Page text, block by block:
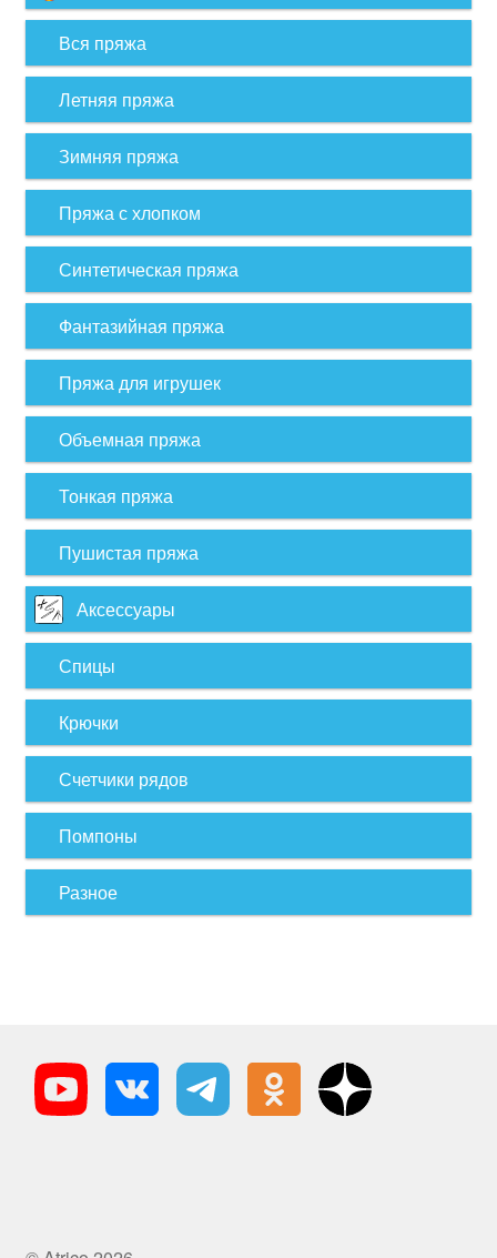
Вся пряжа
Летняя пряжа
Зимняя пряжа
Пряжа с хлопком
Синтетическая пряжа
Фантазийная пряжа
Пряжа для игрушек
Объемная пряжа
Тонкая пряжа
Пушистая пряжа
Аксессуары
Спицы
Крючки
Счетчики рядов
Помпоны
Разное